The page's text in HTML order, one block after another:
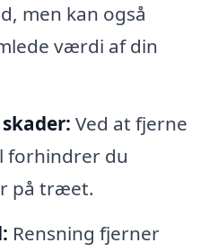
men kan også
værdi af din
Ved at fjerne
forhindrer du
på træet.
Rensning fjerner